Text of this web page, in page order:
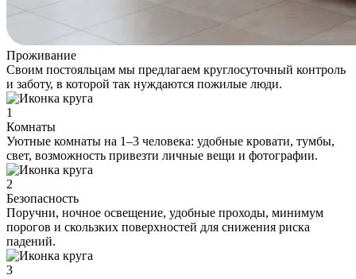
Проживание
Своим постояльцам мы предлагаем круглосуточный контроль
и заботу, в которой так нуждаются пожилые люди.
1
Комнаты
Уютные комнаты на 1–3 человека: удобные кровати, тумбы,
свет, возможность привезти личные вещи и фотографии.
2
Безопасность
Поручни, ночное освещение, удобные проходы, минимум
порогов и скользких поверхностей для снижения риска
падений.
3